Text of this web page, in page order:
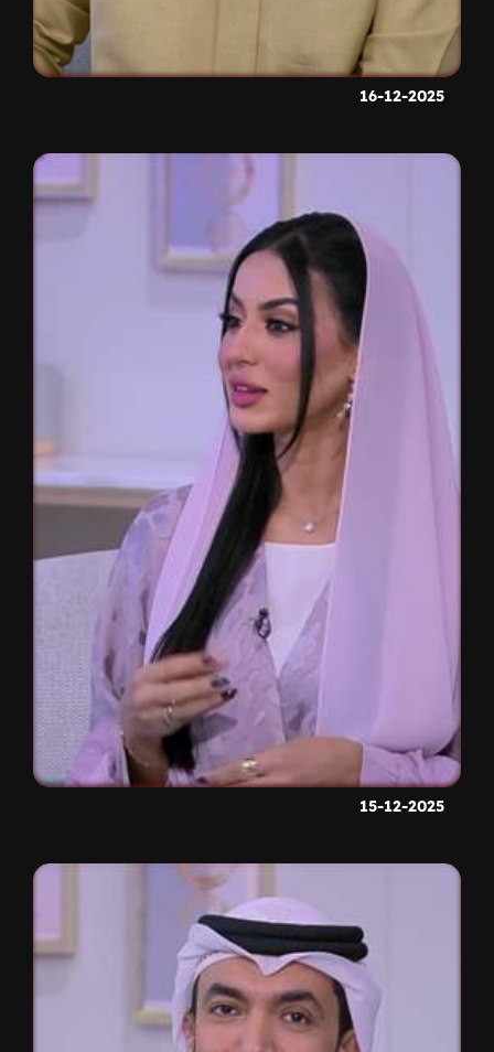
16-12-2025
15-12-2025